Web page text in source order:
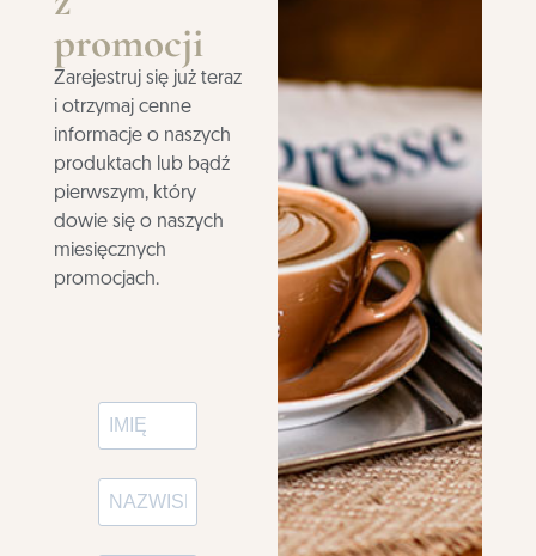
promocji
Zarejestruj się już teraz
i otrzymaj cenne
informacje o naszych
produktach lub bądź
pierwszym, który
dowie się o naszych
miesięcznych
promocjach.